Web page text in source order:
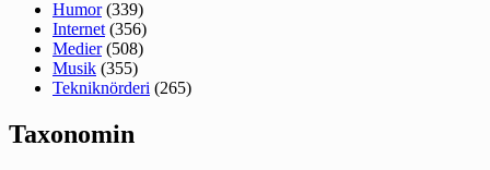
Humor(339)
Internet (356)
Medier(508)
Musik (355)
Tekniknörderi (265)
Taxonomin